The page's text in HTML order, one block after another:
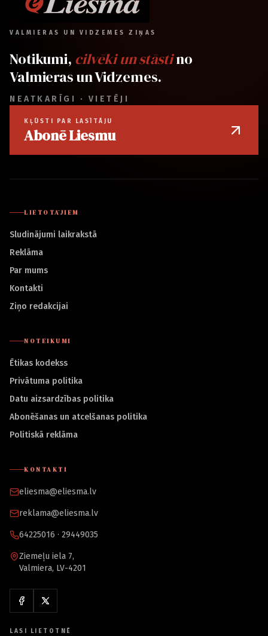
VALMIERAS UN VIDZEMES ZIŅAS
Notikumi, cilvēki un stāstino
Valmieras un Vidzemes.
NEATKARĪGI · VIETĒJI
KĻŪSTI PAR LASĪTĀJU
Abonē Liesmu
LIETOTĀJIEM
Sludinājumi laikrakstā
Reklāma
Par mums
Kontakti
Ziņo redakcijai
NOTEIKUMI
Ētikas kodekss
Privātuma politika
Datu aizsardzības politika
Abonēšanas un atcelšanas politika
Politiskā reklāma
KONTAKTI
eliesma@eliesma.lv
reklama@eliesma.lv
64225016 · 29449035
Ziemeļu iela 7,
Valmiera, LV-4201
LASI LIETOTNĒ